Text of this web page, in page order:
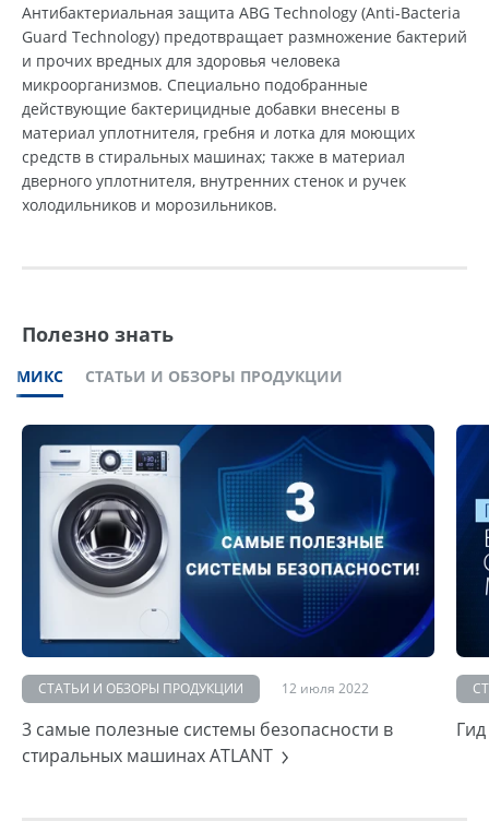
Антибактериальная защита ABG Technology (Anti-Bacteria
Guard Technology) предотвращает размножение бактерий
и прочих вредных для здоровья человека
микроорганизмов. Специально подобранные
действующие бактерицидные добавки внесены в
материал уплотнителя, гребня и лотка для моющих
средств в стиральных машинах; также в материал
дверного уплотнителя, внутренних стенок и ручек
холодильников и морозильников.
Полезно знать
МИКС СТАТЬИ И ОБЗОРЫ ПРОДУКЦИИ
СТАТЬИ И ОБЗОРЫ ПРОДУКЦИИ 12 июля 2022
3 самые полезные системы безопасности в
стиральных машинах ATLANT